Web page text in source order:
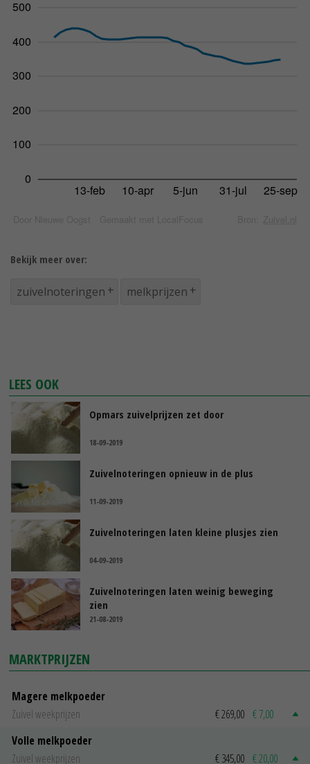
Bekijk meer over:
zuivelnoteringen melkprijzen
LEES OOK
Opmars zuivelprijzen zet door
18-09-2019
Zuivelnoteringen opnieuw in de plus
11-09-2019
Zuivelnoteringen laten kleine plusjes zien
04-09-2019
Zuivelnoteringen laten weinig beweging
zien
21-08-2019
MARKTPRIJZEN
Magere melkpoeder
Zuivel weekprijzen
€ 269,00 € 7,00
Volle melkpoeder
Zuivel weekprijzen
€ 345,00 € 20,00